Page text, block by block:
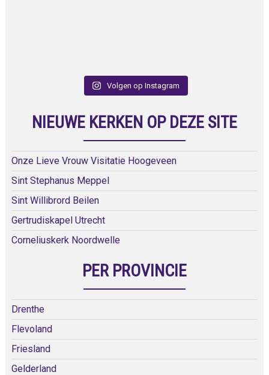
Volgen op Instagram
NIEUWE KERKEN OP DEZE SITE
Onze Lieve Vrouw Visitatie Hoogeveen
Sint Stephanus Meppel
Sint Willibrord Beilen
Gertrudiskapel Utrecht
Corneliuskerk Noordwelle
PER PROVINCIE
Drenthe
Flevoland
Friesland
Gelderland